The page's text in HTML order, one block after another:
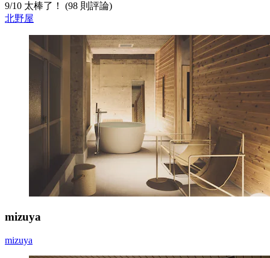
9/10 太棒了！ (98 則評論)
北野屋
mizuya
mizuya